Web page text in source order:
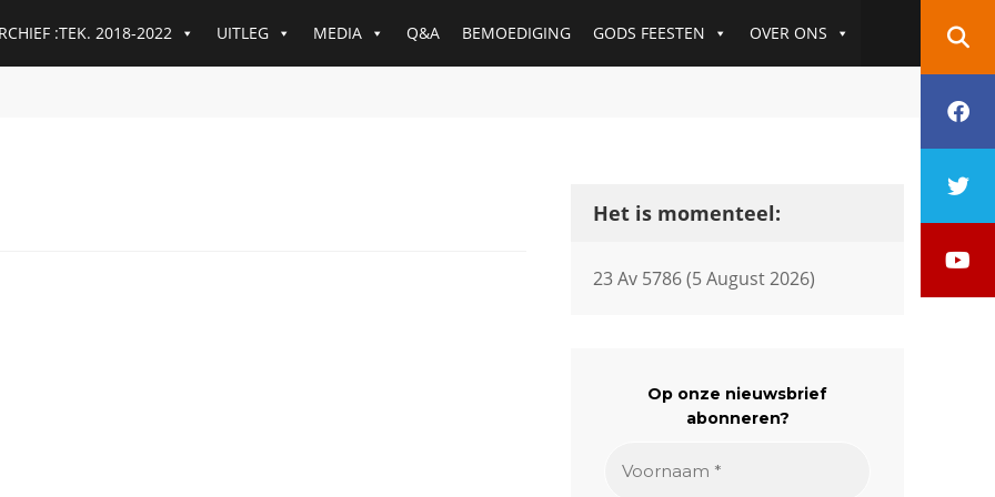
:TEK. 2018-2022 UITLEG MEDIA Q&A BEMOEDIGING GODS FEESTEN OVER ONS
Het is momenteel:
23 Av 5786 (5 August 2026)
Op onze nieuwsbrief
abonneren?